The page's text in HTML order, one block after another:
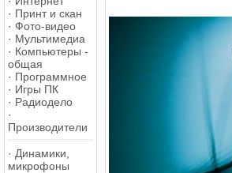
· Принт и скан
· Фото-видео
· Мультимедиа
· Компьютеры -
общая
· Программное
· Игры ПК
· Радиодело
·
Производители
· Динамики,
микрофоны